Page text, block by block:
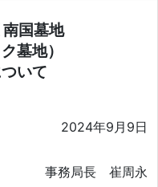
南国墓地
墓地）
いて
2024年9月9日
事務局長 崔周永